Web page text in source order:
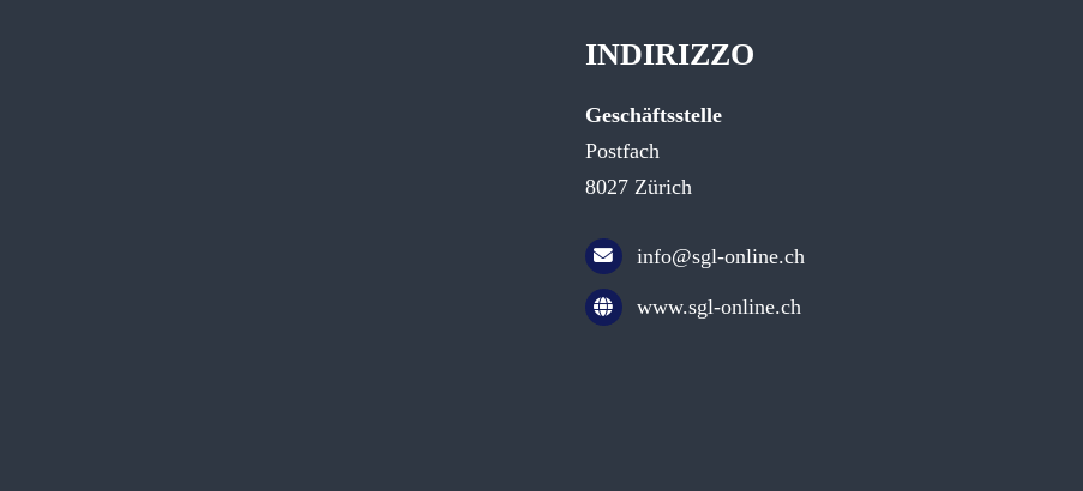
INDIRIZZO
Geschäftsstelle
Postfach
8027 Zürich
info@sgl-online.ch
www.sgl-online.ch